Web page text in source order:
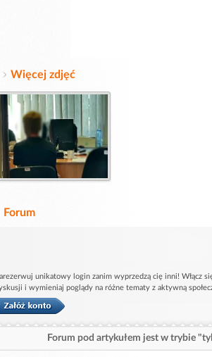
Więcej zdjęć
Forum
unikatowy login zanim wyprzedzą cię inni! Włącz
i wymieniaj poglądy na różne tematy z aktywną
Forum pod artykułem jest w trybie